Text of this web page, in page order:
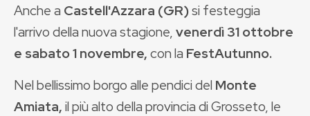
Anche a Castell'Azzara (GR)si festeggia
l'arrivo della nuova stagione,venerdì 31 ottobre
e sabato 1 novembre,con la FestAutunno.
Nel bellissimo borgo alle pendici del Monte
Amiata,il più alto della provincia di Grosseto, le